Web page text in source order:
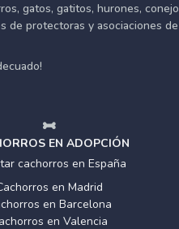
gatos, gatitos, hurones,
de protectoras y asociaciones
EN ADOPCIÓN
cachorros en España
en Madrid
en Barcelona
en Valencia